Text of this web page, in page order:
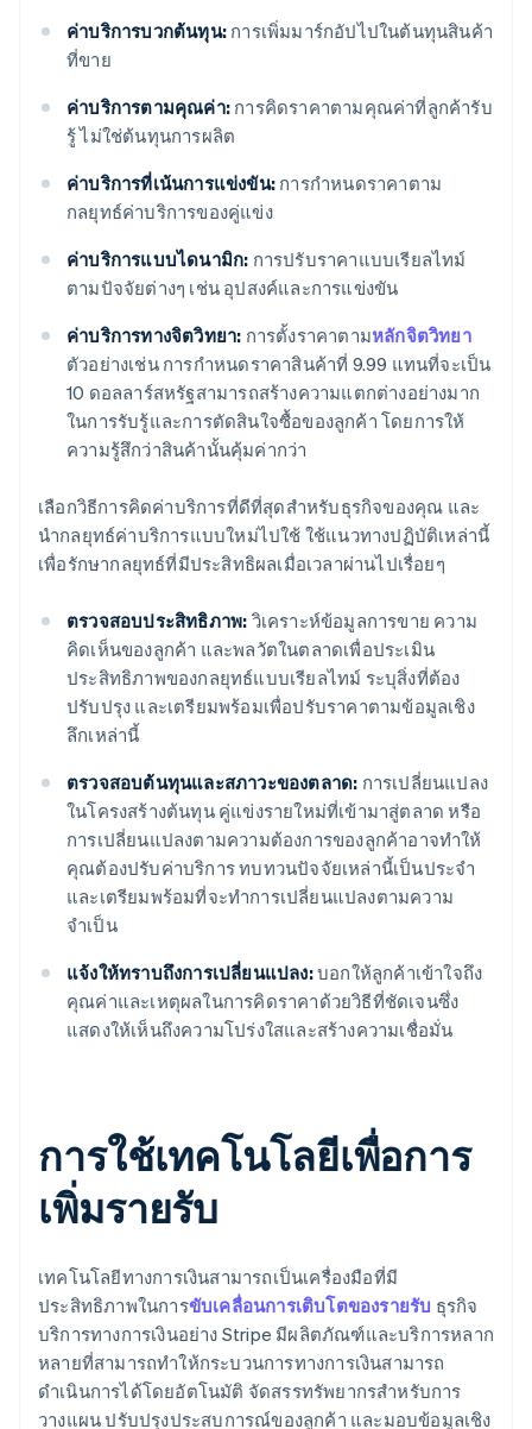
ค่าบริการบวกต้นทุน: การเพิ่มมาร์กอัปไปในต้นทุนสินค้า
ที่ขาย
ค่าบริการตามคุณค่า: การคิดราคาตามคุณค่าที่ลูกค้ารับ
รู้ ไม่ใช่ต้นทุนการผลิต
ค่าบริการที่เน้นการแข่งขัน: การกําหนดราคาตาม
กลยุทธ์ค่าบริการของคู่แข่ง
ค่าบริการแบบไดนามิก: การปรับราคาแบบเรียลไทม์
ตามปัจจัยต่างๆ เช่น อุปสงค์และการแข่งขัน
ค่าบริการทางจิตวิทยา: การตั้งราคาตามหลักจิตวิทยา
ตัวอย่างเช่น การกําหนดราคาสินค้าที่ 9.99 แทนที่จะเป็น
10 ดอลลาร์สหรัฐสามารถสร้างความแตกต่างอย่างมาก
ในการรับรู้และการตัดสินใจซื้อของลูกค้า โดยการให้
ความรู้สึกว่าสินค้านั้นคุ้มค่ากว่า
เลือกวิธีการคิดค่าบริการที่ดีที่สุดสําหรับธุรกิจของคุณ และ
นำกลยุทธ์ค่าบริการแบบใหม่ไปใช้ ใช้แนวทางปฏิบัติเหล่านี้
เพื่อรักษากลยุทธ์ที่มีประสิทธิผลเมื่อเวลาผ่านไปเรื่อยๆ
ตรวจสอบประสิทธิภาพ: วิเคราะห์ข้อมูลการขาย ความ
คิดเห็นของลูกค้า และพลวัตในตลาดเพื่อประเมิน
ประสิทธิภาพของกลยุทธ์แบบเรียลไทม์ ระบุสิ่งที่ต้อง
ปรับปรุง และเตรียมพร้อมเพื่อปรับราคาตามข้อมูลเชิง
ลึกเหล่านี้
ตรวจสอบต้นทุนและสภาวะของตลาด: การเปลี่ยนแปลง
ในโครงสร้างต้นทุน คู่แข่งรายใหม่ที่เข้ามาสู่ตลาด หรือ
การเปลี่ยนแปลงตามความต้องการของลูกค้าอาจทำให้
คุณต้องปรับค่าบริการ ทบทวนปัจจัยเหล่านี้เป็นประจํา
และเตรียมพร้อมที่จะทำการเปลี่ยนแปลงตามความ
จำเป็น
แจ้งให้ทราบถึงการเปลี่ยนแปลง:บอกให้ลูกค้าเข้าใจถึง
คุณค่าและเหตุผลในการคิดราคาด้วยวิธีที่ชัดเจนซึ่ง
แสดงให้เห็นถึงความโปร่งใสและสร้างความเชื่อมั่น
การใช้เทคโนโลยีเพื่อการ
เพิ่มรายรับ
เทคโนโลยีทางการเงินสามารถเป็นเครื่องมือที่มี
ประสิทธิภาพในการขับเคลื่อนการเติบโตของรายรับ ธุรกิจ
บริการทางการเงินอย่าง Stripe มีผลิตภัณฑ์และบริการหลาก
หลายที่สามารถทำให้กระบวนการทางการเงินสามารถ
ดำเนินการได้โดยอัตโนมัติ จัดสรรทรัพยากรสำหรับการ
วางแผน ปรับปรุงประสบการณ์ของลูกค้า และมอบข้อมูลเชิง